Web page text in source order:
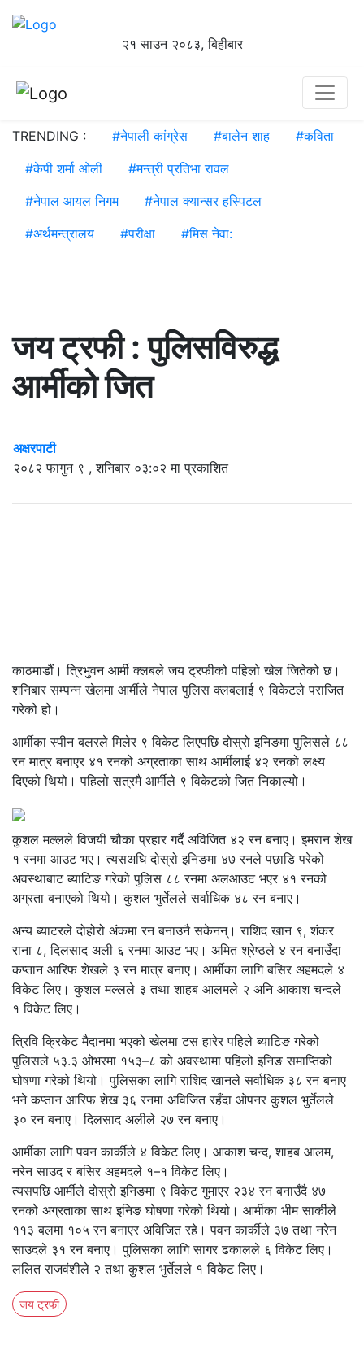
२१ साउन २०८३, बिहीबार
TRENDING : #नेपाली कांग्रेस #बालेन शाह #कविता
#केपी शर्मा ओली #मन्त्री प्रतिभा रावल
#नेपाल आयल निगम #नेपाल क्यान्सर हस्पिटल
#अर्थमन्त्रालय #परीक्षा #मिस नेवा:
जय ट्रफी : पुलिसविरुद्ध
आर्मीको जित
अक्षरपाटी
२०८२ फागुन ९ , शनिबार ०३:०२ मा प्रकाशित
काठमाडौं। त्रिभुवन आर्मी क्लबले जय ट्रफीको पहिलो खेल जितेको छ।
शनिबार सम्पन्न खेलमा आर्मीले नेपाल पुलिस क्लबलाई ९ विकेटले पराजित
गरेको हो।
आर्मीका स्पीन बलरले मिलेर ९ विकेट लिएपछि दोस्रो इनिङमा पुलिसले ८८
रन मात्र बनाएर ४१ रनको अग्रताका साथ आर्मीलाई ४२ रनको लक्ष्य
दिएको थियो। पहिलो सत्रमै आर्मीले ९ विकेटको जित निकाल्यो।
कुशल मल्लले विजयी चौका प्रहार गर्दै अविजित ४२ रन बनाए। इमरान शेख
१ रनमा आउट भए। त्यसअघि दोस्रो इनिङमा ४७ रनले पछाडि परेको
अवस्थाबाट ब्याटिङ गरेको पुलिस ८८ रनमा अलआउट भएर ४१ रनको
अग्रता बनाएको थियो। कुशल भुर्तेलले सर्वाधिक ४८ रन बनाए।
अन्य ब्याटरले दोहोरो अंकमा रन बनाउनै सकेनन्। राशिद खान ९, शंकर
राना ८, दिलसाद अली ६ रनमा आउट भए। अमित श्रेष्ठले ४ रन बनाउँदा
कप्तान आरिफ शेखले ३ रन मात्र बनाए। आर्मीका लागि बसिर अहमदले ४
विकेट लिए। कुशल मल्लले ३ तथा शाहब आलमले २ अनि आकाश चन्दले
१ विकेट लिए।
त्रिवि क्रिकेट मैदानमा भएको खेलमा टस हारेर पहिले ब्याटिङ गरेको
पुलिसले ५३.३ ओभरमा १५३–८ को अवस्थामा पहिलो इनिङ समाप्तिको
घोषणा गरेको थियो। पुलिसका लागि राशिद खानले सर्वाधिक ३८ रन बनाए
भने कप्तान आरिफ शेख ३६ रनमा अविजित रहँदा ओपनर कुशल भुर्तेलले
३० रन बनाए। दिलसाद अलीले २७ रन बनाए।
आर्मीका लागि पवन कार्कीले ४ विकेट लिए। आकाश चन्द, शाहब आलम,
नरेन साउद र बसिर अहमदले १–१ विकेट लिए।
त्यसपछि आर्मीले दोस्रो इनिङमा ९ विकेट गुमाएर २३४ रन बनाउँदै ४७
रनको अग्रताका साथ इनिङ घोषणा गरेको थियो। आर्मीका भीम सार्कीले
११३ बलमा १०५ रन बनाएर अविजित रहे। पवन कार्कीले ३७ तथा नरेन
साउदले ३१ रन बनाए। पुलिसका लागि सागर ढकालले ६ विकेट लिए।
ललित राजवंशीले २ तथा कुशल भुर्तेलले १ विकेट लिए।
जय ट्रफी